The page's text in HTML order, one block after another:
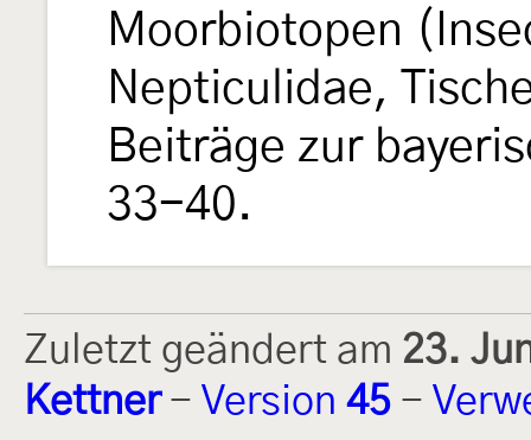
Moorbiotopen
Nepticulidae,
Beiträge zur
33-40.
Zuletzt geändert am 23.
Kettner- Version 45 -